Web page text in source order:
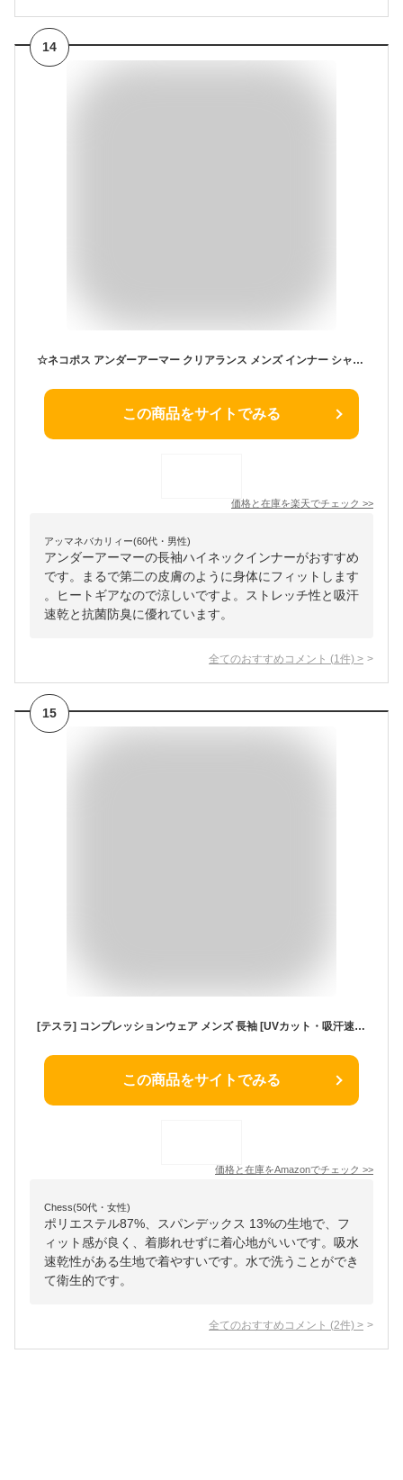
14
☆ネコポス アンダーアーマー クリアランス メンズ インナー シャツ 長袖 ハイネック UA ヒートギア アーマー コンプレッション ロングスリーブ モックネック 野球 吸汗速乾 トレーニング UNDER ARMOUR 1358645 あす楽 対応可
この商品をサイトでみる
価格と在庫を楽天でチェック >>
アッマネバカリィー(60代・男性)
アンダーアーマーの長袖ハイネックインナーがおすすめ
です。まるで第二の皮膚のように身体にフィットします
。ヒートギアなので涼しいですよ。ストレッチ性と吸汗
速乾と抗菌防臭に優れています。
全てのおすすめコメント (1 件) >
15
[テスラ] コンプレッションウェア メンズ 長袖 [UVカット・吸汗速乾] コンプレッション シャツ スポーツ インナー ランニング トレーニング フィットネス Tシャツ ベースレイヤー アンダーインナー 加圧シャツ JPB MUD11-JPK_L
この商品をサイトでみる
価格と在庫をAmazonでチェック >>
Chess(50代・女性)
ポリエステル87%、スパンデックス 13%の生地で、フ
ィット感が良く、着膨れせずに着心地がいいです。吸水
速乾性がある生地で着やすいです。水で洗うことができ
て衛生的です。
全てのおすすめコメント (2件) >